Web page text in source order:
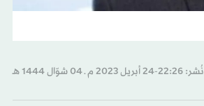
نُشر: 22:26-24 أبريل 2023 م ـ 04 شوّال 1444 هـ